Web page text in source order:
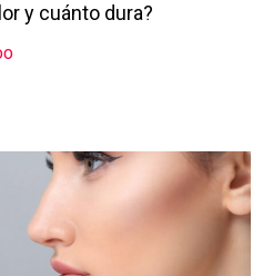
y cuánto dura?